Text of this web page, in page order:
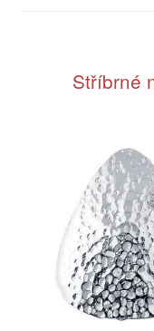
Stříbrné